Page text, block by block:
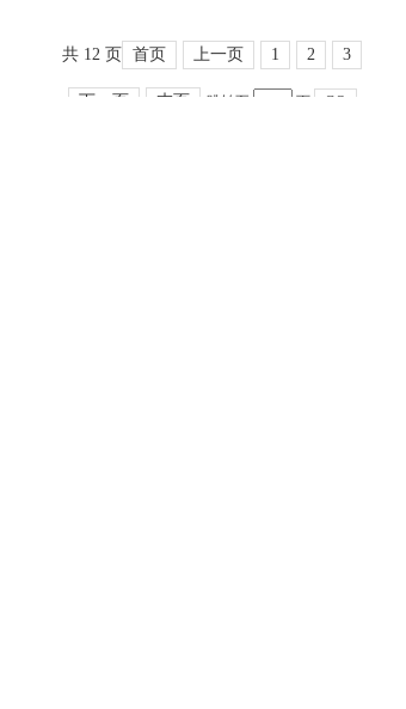
共 12 页 首页 上一页 1 2 3
下一页 末页 跳转至 页 GO